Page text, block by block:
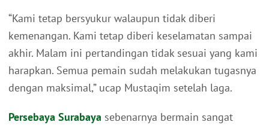
“Kami tetap bersyukur walaupun tidak diberi
kemenangan. Kami tetap diberi keselamatan sampai
akhir. Malam ini pertandingan tidak sesuai yang kami
harapkan. Semua pemain sudah melakukan tugasnya
dengan maksimal,” ucap Mustaqim setelah laga.
Persebaya Surabaya sebenarnya bermain sangat